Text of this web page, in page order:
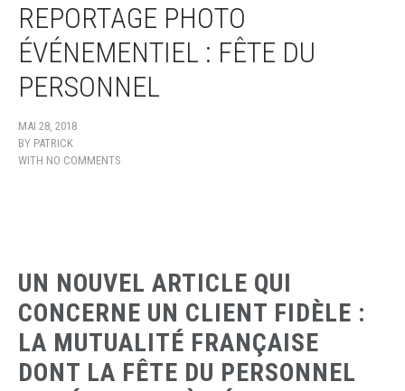
REPORTAGE PHOTO
ÉVÉNEMENTIEL : FÊTE DU
PERSONNEL
MAI 28, 2018
BY PATRICK
WITH NO COMMENTS
UN NOUVEL ARTICLE QUI
CONCERNE UN CLIENT FIDÈLE :
LA MUTUALITÉ FRANÇAISE
DONT LA FÊTE DU PERSONNEL